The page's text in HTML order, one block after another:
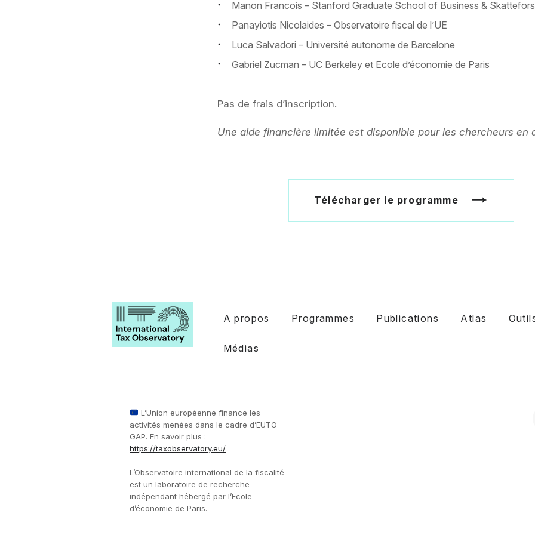
Manon Francois – Stanford Graduate School of Business &
Panayiotis Nicolaides – Observatoire fiscal de l’UE
Luca Salvadori – Université autonome de Barcelone
Gabriel Zucman – UC Berkeley et Ecole d’économie de Paris
Pas de frais d’inscription.
Une aide financière limitée est disponible pour les chercheurs en
Télécharger le programme
A propos Programmes Publications Atlas
Médias
L’Union européenne finance les
activités menées dans le cadre d’EUTO
GAP. En savoir plus :
https://taxobservatory.eu/
L’Observatoire international de la fiscalité
est un laboratoire de recherche
indépendant hébergé par l’Ecole
d’économie de Paris.